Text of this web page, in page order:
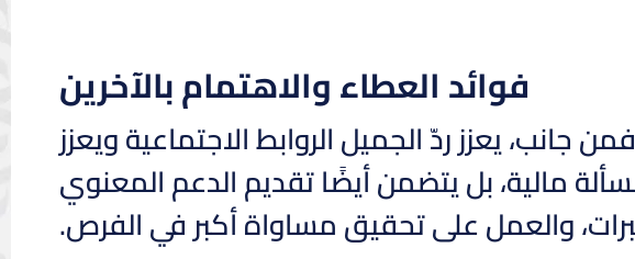
فوائد العطاء والاهتمام بالآخرين
يعزز ردّ الجميل الروابط الاجتماعية ويعزز
مالية، بل يتضمن أيضًا تقديم الدعم المعنوي
والعمل على تحقيق مساواة أكبر في الفرص.